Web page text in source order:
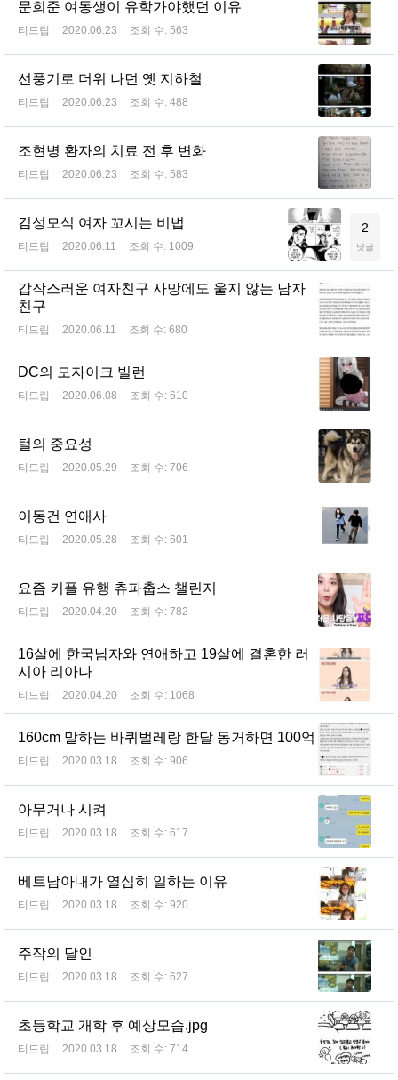
문희준 여동생이 유학가야했던 이유
티드립 2020.06.23 조회 수: 563
선풍기로 더위 나던 옛 지하철
티드립 2020.06.23 조회 수: 488
조현병 환자의 치료 전 후 변화
티드립 2020.06.23 조회 수: 583
김성모식 여자 꼬시는 비법
티드립 2020.06.11 조회 수: 1009
2
댓글
갑작스러운 여자친구 사망에도 울지 않는 남자
친구
티드립 2020.06.11 조회 수: 680
DC의 모자이크 빌런
티드립 2020.06.08 조회 수: 610
털의 중요성
티드립 2020.05.29 조회 수: 706
이동건 연애사
티드립 2020.05.28 조회 수: 601
요즘 커플 유행 츄파춥스 챌린지
티드립 2020.04.20 조회 수: 782
16살에 한국남자와 연애하고 19살에 결혼한 러
시아 리아나
티드립 2020.04.20 조회 수: 1068
160cm 말하는 바퀴벌레랑 한달 동거하면 100억
티드립 2020.03.18 조회 수: 906
아무거나 시켜
티드립 2020.03.18 조회 수: 617
베트남아내가 열심히 일하는 이유
티드립 2020.03.18 조회 수: 920
주작의 달인
티드립 2020.03.18 조회 수: 627
초등학교 개학 후 예상모습.jpg
티드립 2020.03.18 조회 수: 714